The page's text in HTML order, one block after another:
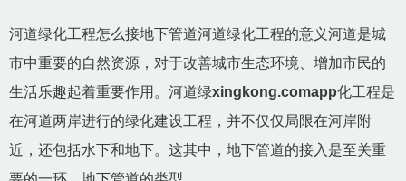
河道绿化工程怎么接地下管道河道绿化工程的意义河道是城
市中重要的自然资源，对于改善城市生态环境、增加市民的
生活乐趣起着重要作用。河道绿xingkong.comapp化工程是
在河道两岸进行的绿化建设工程，并不仅仅局限在河岸附
近，还包括水下和地下。这其中，地下管道的接入是至关重